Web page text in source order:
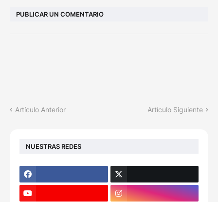
PUBLICAR UN COMENTARIO
Artículo Anterior Artículo Siguiente
NUESTRAS REDES